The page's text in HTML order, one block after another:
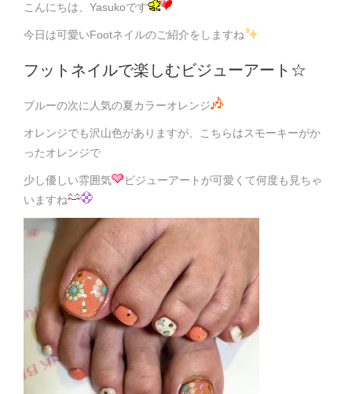
こんにちは、Yasukoです
今日は可愛いFootネイルのご紹介をしますね
フットネイルで楽しむビジューアート☆
ブルーの次に人気の夏カラーオレンジ
オレンジでも沢山色がありますが、こちらはスモーキーがか
ったオレンジで
少し優しい雰囲気
ビジューアートが可愛くて何度も見ちゃ
いますね